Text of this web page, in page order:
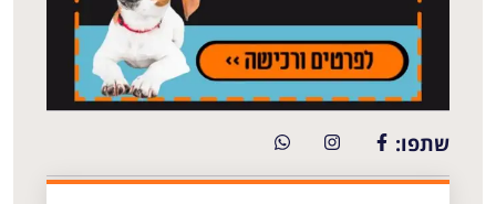
שתפו: